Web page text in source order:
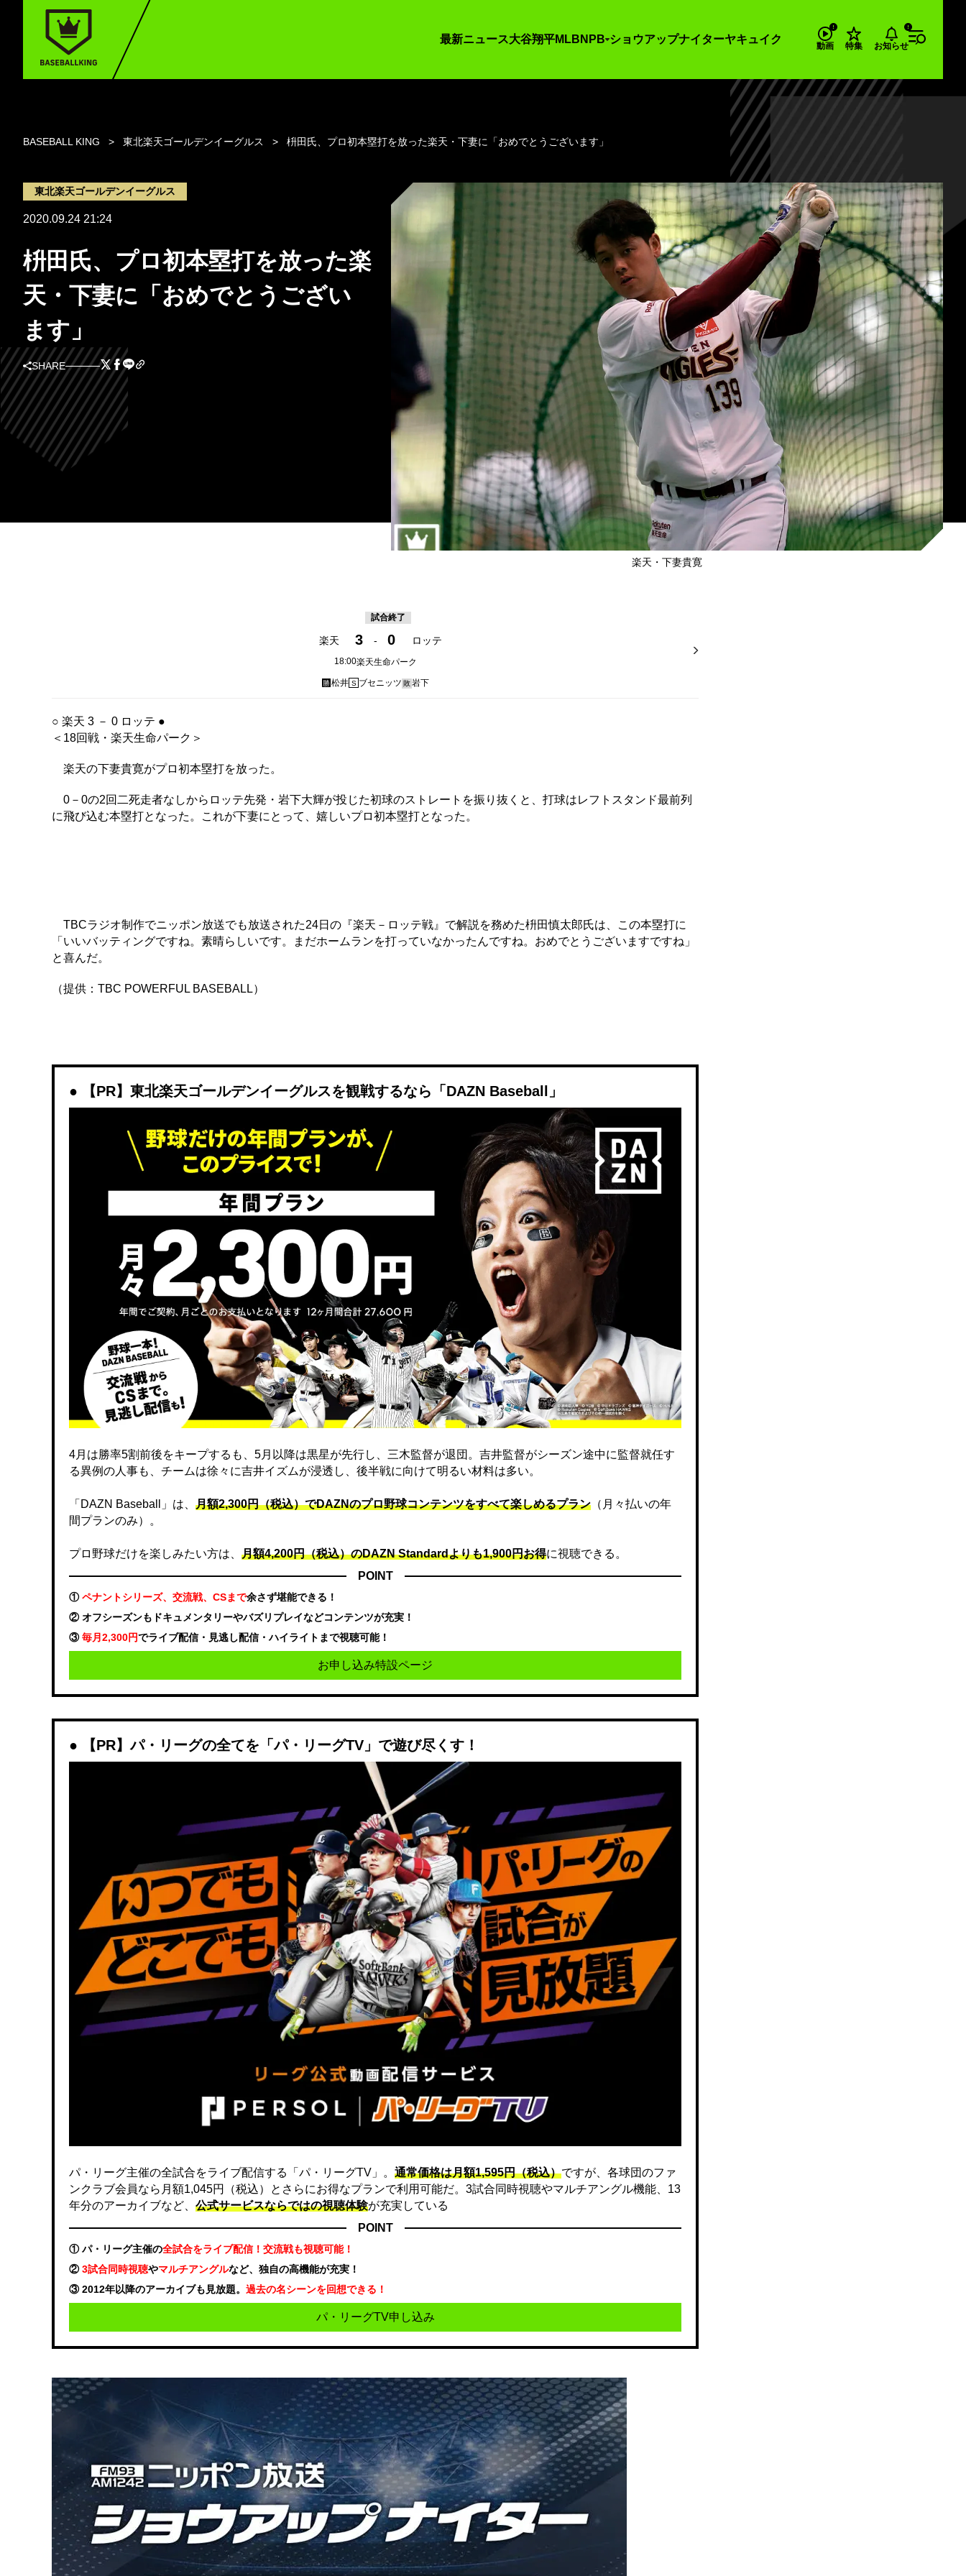
最新ニュース大谷翔平MLB NPB ショウアップナイターヤキュイク
動画 特集 お知らせ
BASEBALL KING 東北楽天ゴールデンイーグルス 枡田氏、プロ初本塁打を放った楽天・下妻に「おめでとうございます」
東北楽天ゴールデンイーグルス
2020.09.24 21:24
枡田氏、プロ初本塁打を放った楽
天・下妻に「おめでとうござい
ます」
SHARE
楽天・下妻貴寛
試合終了
楽天 3 - 0 ロッテ
18:00楽天生命パーク
勝松井 S ブセニッツ 敗岩下
○ 楽天 3 － 0 ロッテ ●
＜18回戦・楽天生命パーク＞
楽天の下妻貴寛がプロ初本塁打を放った。
0－0の2回二死走者なしからロッテ先発・岩下大輝が投じた初球のストレートを振り抜くと、打球はレフトスタンド最前列
に飛び込む本塁打となった。これが下妻にとって、嬉しいプロ初本塁打となった。
TBCラジオ制作でニッポン放送でも放送された24日の『楽天－ロッテ戦』で解説を務めた枡田慎太郎氏は、この本塁打に
「いいバッティングですね。素晴らしいです。まだホームランを打っていなかったんですね。おめでとうございますですね」
と喜んだ。
（提供：TBC POWERFUL BASEBALL）
【PR】東北楽天ゴールデンイーグルスを観戦するなら「DAZN Baseball」
4月は勝率5割前後をキープするも、5月以降は黒星が先行し、三木監督が退団。吉井監督がシーズン途中に監督就任す
る異例の人事も、チームは徐々に吉井イズムが浸透し、後半戦に向けて明るい材料は多い。
「DAZN Baseball」は、 月額2,300円（税込）でDAZNのプロ野球コンテンツをすべて楽しめるプラン （月々払いの年
間プランのみ）。
プロ野球だけを楽しみたい方は、 月額4,200円（税込）のDAZN Standard​よりも1,900円お得に視聴できる。
POINT
①ペナントシリーズ、交流戦、CSまで余さず堪能できる！
② オフシーズンもドキュメンタリーやバズリプレイなどコンテンツが充実！
③毎月2,300円でライブ配信・見逃し配信・ハイライトまで視聴可能！
お申し込み特設ページ
【PR】パ・リーグの全てを「パ・リーグTV」で遊び尽くす！
パ・リーグ主催の全試合をライブ配信する「パ・リーグTV」。 通常価格は月額1,595円（税込）ですが、各球団のファ
ンクラブ会員なら月額1,045円（税込）とさらにお得なプランで利用可能だ。3試合同時視聴やマルチアングル機能、13
年分のアーカイブなど、 公式サービスならではの視聴体験が充実している
POINT
① パ・リーグ主催の全試合をライブ配信！交流戦も視聴可能！
②3試合同時視聴やマルチアングルなど、独自の高機能が充実！
③ 2012年以降のアーカイブも見放題。 過去の名シーンを回想できる！
パ・リーグTV申し込み